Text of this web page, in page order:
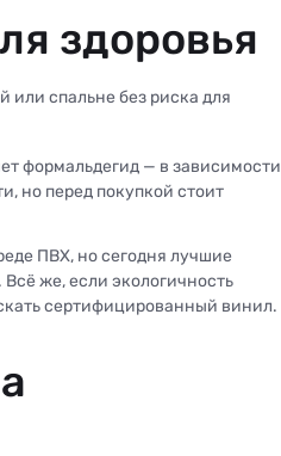
здоровья
или спальне без риска для
формальдегид — в зависимости
но перед покупкой стоит
ПВХ, но сегодня лучшие
же, если экологичность
сертифицированный винил.